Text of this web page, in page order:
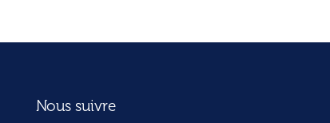
Nous suivre